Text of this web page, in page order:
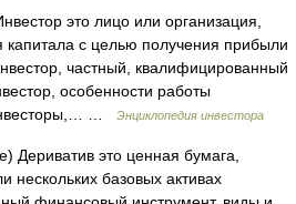
это лицо или организация,
с целью получения прибыли
частный, квалифицированный
особенности работы
…
Энциклопедия инвестора
Дериватив это ценная бумага,
нескольких базовых активах